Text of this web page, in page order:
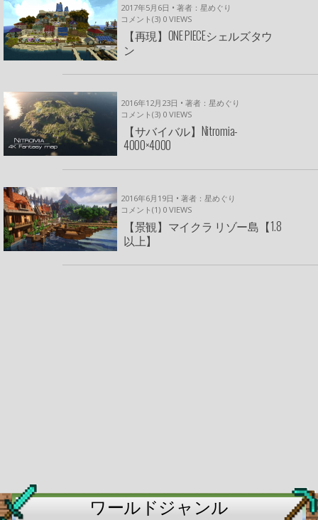
2017年5月6日 • 著者：星めぐり
コメント(3) 0 VIEWS
【再現】ONE PIECEシェルズタウ
ン
2016年12月23日 • 著者：星めぐり
コメント(3) 0 VIEWS
【サバイバル】Nitromia-
4000×4000
2016年6月19日 • 著者：星めぐり
コメント(1) 0 VIEWS
【景観】マイクラ リゾー島【1.8
以上】
ワールドジャンル